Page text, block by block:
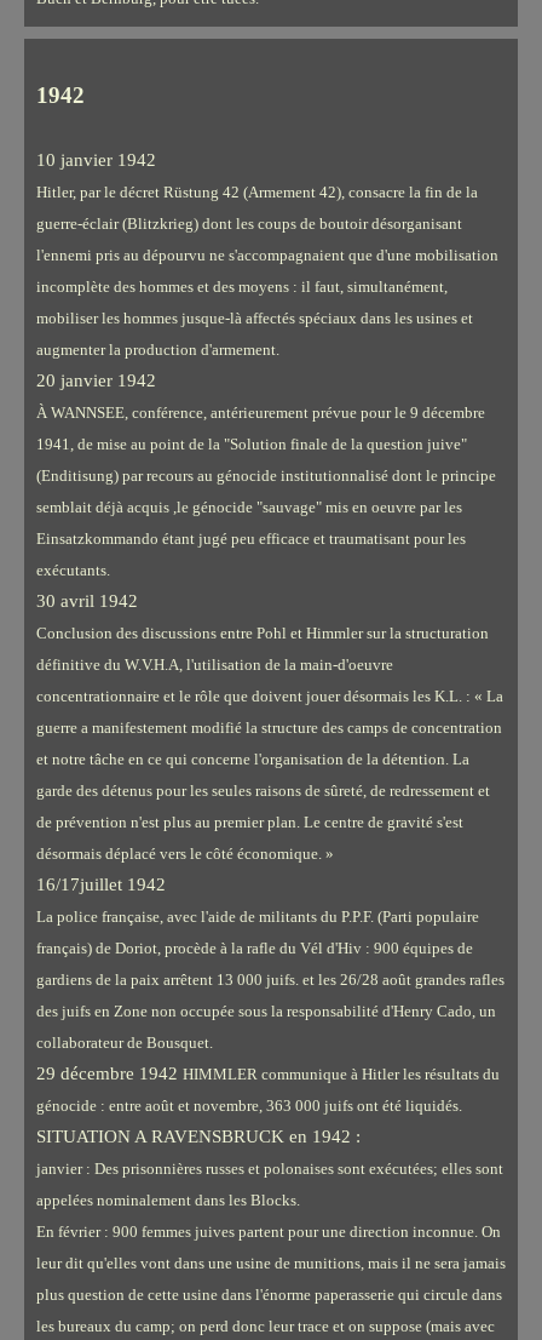
1942
10 janvier 1942
Hitler, par le décret Rüstung 42 (Armement 42), consacre la fin de la
guerre-éclair (Blitzkrieg) dont les coups de boutoir désorganisant
l'ennemi pris au dépourvu ne s'accompagnaient que d'une mobilisation
incomplète des hommes et des moyens : il faut, simultanément,
mobiliser les hommes jusque-là affectés spéciaux dans les usines et
augmenter la production d'armement.
20 janvier 1942
À WANNSEE, conférence, antérieurement prévue pour le 9 décembre
1941, de mise au point de la "Solution finale de la question juive"
(Enditisung) par recours au génocide institutionnalisé dont le principe
semblait déjà acquis ,le génocide "sauvage" mis en oeuvre par les
Einsatzkommando étant jugé peu efficace et traumatisant pour les
exécutants.
30 avril 1942
Conclusion des discussions entre Pohl et Himmler sur la structuration
définitive du W.V.H.A, l'utilisation de la main-d'oeuvre
concentrationnaire et le rôle que doivent jouer désormais les K.L. : « La
guerre a manifestement modifié la structure des camps de concentration
et notre tâche en ce qui concerne l'organisation de la détention. La
garde des détenus pour les seules raisons de sûreté, de redressement et
de prévention n'est plus au premier plan. Le centre de gravité s'est
désormais déplacé vers le côté économique. »
16/17juillet 1942
La police française, avec l'aide de militants du P.P.F. (Parti populaire
français) de Doriot, procède à la rafle du Vél d'Hiv : 900 équipes de
gardiens de la paix arrêtent 13 000 juifs. et les 26/28 août grandes rafles
des juifs en Zone non occupée sous la responsabilité d'Henry Cado, un
collaborateur de Bousquet.
29 décembre 1942 HIMMLER communique à Hitler les résultats du
génocide : entre août et novembre, 363 000 juifs ont été liquidés.
SITUATION A RAVENSBRUCK en 1942 :
janvier : Des prisonnières russes et polonaises sont exécutées; elles sont
appelées nominalement dans les Blocks.
En février : 900 femmes juives partent pour une direction inconnue. On
leur dit qu'elles vont dans une usine de munitions, mais il ne sera jamais
plus question de cette usine dans l'énorme paperasserie qui circule dans
les bureaux du camp; on perd donc leur trace et on suppose (mais avec